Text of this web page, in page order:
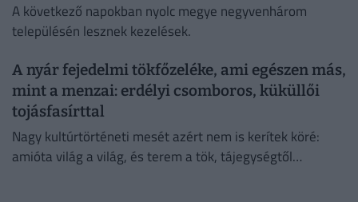
A következő napokban nyolc megye negyvenhárom
településén lesznek kezelések.
A nyár fejedelmi tökfőzeléke, ami egészen más,
mint a menzai: erdélyi csomboros, küküllői
tojásfasírttal
Nagy kultúrtörténeti mesét azért nem is kerítek köré:
amióta világ a világ, és terem a tök, tájegységtől